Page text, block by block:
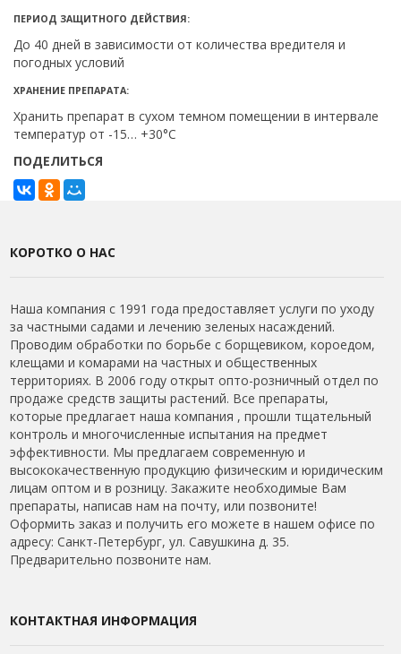
ПЕРИОД ЗАЩИТНОГО ДЕЙСТВИЯ:
До 40 дней в зависимости от количества вредителя и
погодных условий
ХРАНЕНИЕ ПРЕПАРАТА:
Хранить препарат в сухом темном помещении в интервале
температур от -15… +30°C
ПОДЕЛИТЬСЯ
КОРОТКО О НАС
Наша компания с 1991 года предоставляет услуги по уходу
за частными садами и лечению зеленых насаждений.
Проводим обработки по борьбе с борщевиком, короедом,
клещами и комарами на частных и общественных
территориях. В 2006 году открыт опто-розничный отдел по
продаже средств защиты растений. Все препараты,
которые предлагает наша компания , прошли тщательный
контроль и многочисленные испытания на предмет
эффективности. Мы предлагаем современную и
высококачественную продукцию физическим и юридическим
лицам оптом и в розницу. Закажите необходимые Вам
препараты, написав нам на почту, или позвоните!
Оформить заказ и получить его можете в нашем офисе по
адресу: Санкт-Петербург, ул. Савушкина д. 35.
Предварительно позвоните нам.
КОНТАКТНАЯ ИНФОРМАЦИЯ